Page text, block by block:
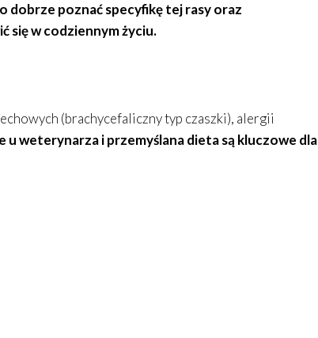
dobrze poznać specyfikę tej rasy oraz
się w codziennym życiu.
(brachycefaliczny typ czaszki), alergii
u weterynarza i przemyślana dieta są kluczowe dla